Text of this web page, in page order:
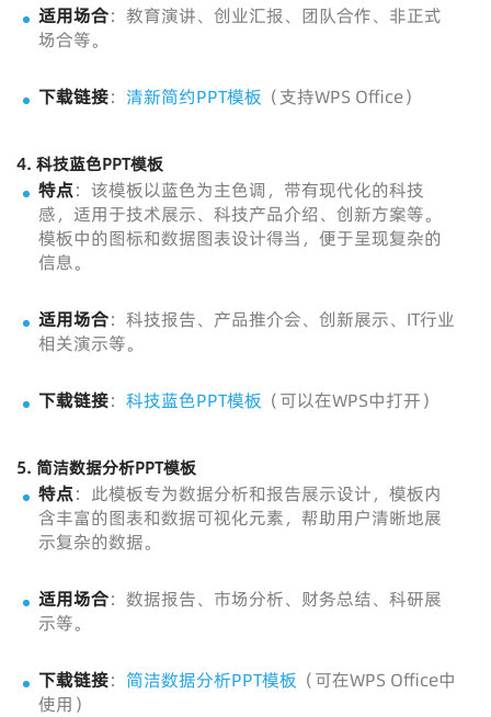
适用场合：教育演讲、创业汇报、团队合作、非正式
场合等。
下载链接： 清新简约PPT模板 （支持WPS Office）
4. 科技蓝色PPT模板
特点：该模板以蓝色为主色调，带有现代化的科技
感，适用于技术展示、科技产品介绍、创新方案等。
模板中的图标和数据图表设计得当，便于呈现复杂的
信息。
适用场合：科技报告、产品推介会、创新展示、IT行业
相关演示等。
下载链接： 科技蓝色PPT模板 （可以在WPS中打开）
5. 简洁数据分析PPT模板
特点：此模板专为数据分析和报告展示设计，模板内
含丰富的图表和数据可视化元素，帮助用户清晰地展
示复杂的数据。
适用场合：数据报告、市场分析、财务总结、科研展
示等。
下载链接： 简洁数据分析PPT模板 （可在WPS Office中
使用）